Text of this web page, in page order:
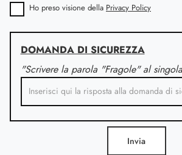
Ho preso visione della Privacy Policy
DOMANDA DI SICUREZZA
"Scrivere la parola "Fragole" al
Invia